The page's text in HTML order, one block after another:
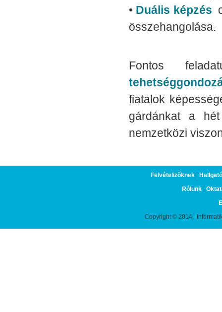
• Duális képzés
összehangolása.
Fontos
fiatalok
gárdánkat a
nemzetközi
Felvételizőknek|
Rólunk|
Copyright © 2014,